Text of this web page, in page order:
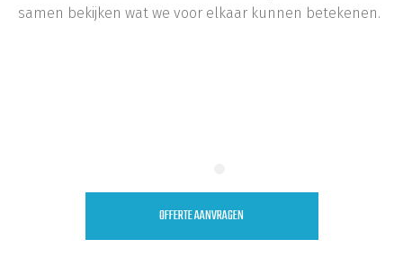
samen bekijken wat we voor elkaar kunnen betekenen.
OFFERTE AANVRAGEN